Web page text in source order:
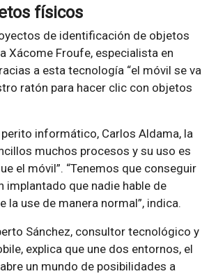
físicos
de identificación de objetos
Xácome Froufe, especialista en
a esta tecnología el móvil se va
ratón para hacer clic con objetos
informático, Carlos Aldama, la
muchos procesos y su uso es
el móvil . Tenemos que conseguir
implantado que nadie hable de
la use de manera normal , indica.
Sánchez, consultor tecnológico y
explica que une dos entornos, el
un mundo de posibilidades a